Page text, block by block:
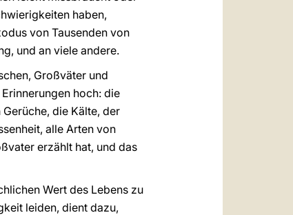
haben,
von Tausenden von
und an viele andere.
Großväter und
hoch: die
die Kälte, der
alle Arten von
erzählt hat, und das
Wert des Lebens zu
leiden, dient dazu,